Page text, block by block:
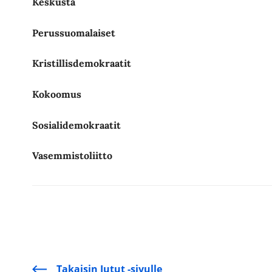
Perussuomalaiset
Kristillisdemokraatit
Kokoomus
Sosialidemokraatit
Vasemmistoliitto
Takaisin Jutut -sivulle